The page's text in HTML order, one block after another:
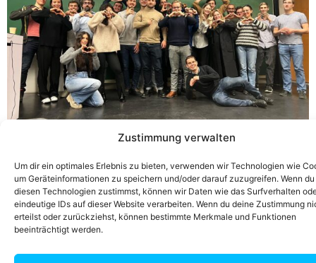
Zustimmung verwalten
Um dir ein optimales Erlebnis zu bieten, verwenden wir Technologien wie
um Geräteinformationen zu speichern und/oder darauf zuzugreifen. Wenn du
diesen Technologien zustimmst, können wir Daten wie das Surfverhalten
eindeutige IDs auf dieser Website verarbeiten. Wenn du deine Zustimmung
erteilst oder zurückziehst, können bestimmte Merkmale und Funktionen
beeinträchtigt werden.
Weihnachtsfeier 2023 Der Debattierclub Stuttgart
guten Rutsch ins neue Jahr! Wir möchten diese
Gelegenheit nutzen, um uns nochmal bei all unseren
befreundeten Debattierclubs zu bedanken, die dieses
Jahr so viele interessante und tolle Debattierturniere
organisiert haben! In diesem Sinne: Wir freuen uns auf
das nächste Debattenjahr!